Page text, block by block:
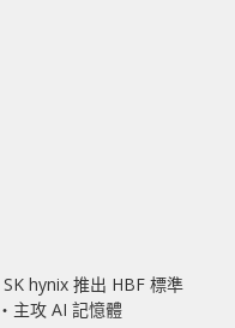
hynix 推出 HBF 標準
攻 AI 記憶體